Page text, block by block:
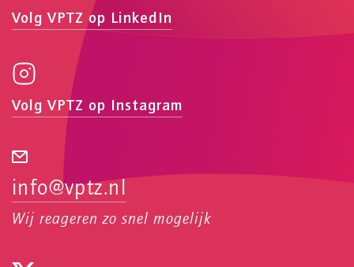
Volg VPTZ op LinkedIn
Volg VPTZ op Instagram
info@vptz.nl
Wij reageren zo snel mogelijk